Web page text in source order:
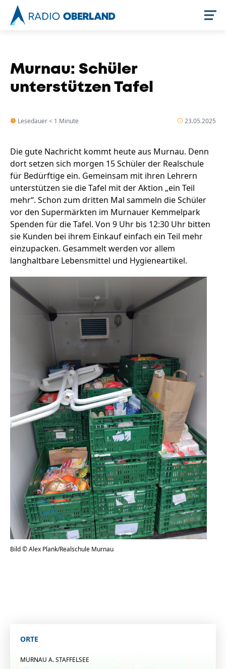
Newsreader
Stellenangebote
Das geheime Geräusch
Wandern
Fotobox
Amphibienschutz
Team
Programm
Nachgehört
Podcast
Newsletter
Zeit fürs Oberland
Handwerker
Murnau: Schüler
unterstützen Tafel
Lesedauer < 1 Minute 23.05.2025
Die gute Nachricht kommt heute aus Murnau. Denn
dort setzen sich morgen 15 Schüler der Realschule
für Bedürftige ein. Gemeinsam mit ihren Lehrern
unterstützen sie die Tafel mit der Aktion „ein Teil
mehr“. Schon zum dritten Mal sammeln die Schüler
vor den Supermärkten im Murnauer Kemmelpark
Spenden für die Tafel. Von 9 Uhr bis 12:30 Uhr bitten
sie Kunden bei ihrem Einkauf einfach ein Teil mehr
einzupacken. Gesammelt werden vor allem
langhaltbare Lebensmittel und Hygieneartikel.
Bild © Alex Plank/Realschule Murnau
ORTE
MURNAU A. STAFFELSEE